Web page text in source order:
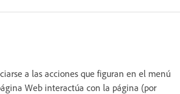
a las acciones que figuran en el menú
Web interactúa con la página (por